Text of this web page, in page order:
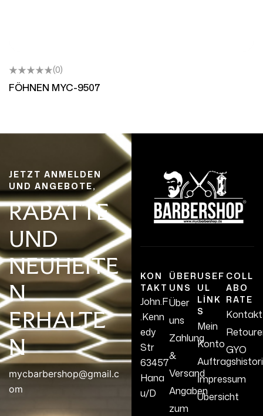
(0)
FÖHNEN MYC-9507
KON
TAKT
John.F
.Kenn
edy
Str
63457
Hana
u/D
ÜBER
UNS
Über
uns
Zahlung
&
Versand
Angaben
zum
USEF
UL
LINK
S
Mein
Konto
İmpressum
Übersicht
COLL
ABO
RATE
Kontakt
GYO
JETZT ANMELDEN
UND ANGEBOTE,
RABATTE
UND
NEUHEITE
N
ERHALTE
N
mycbarbershop@gmail.c
om